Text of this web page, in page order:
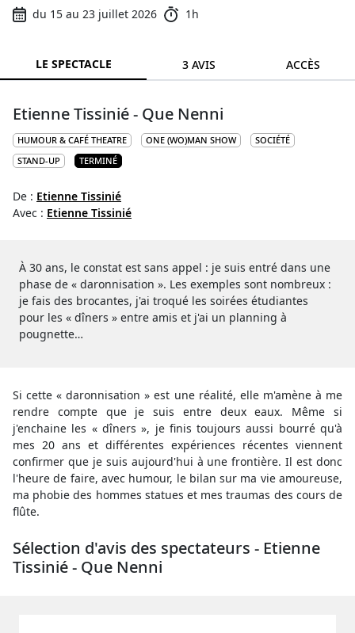
du 15 au 23 juillet 2026
1h
LE SPECTACLE 3 AVIS ACCÈS
Etienne Tissinié - Que Nenni
HUMOUR & CAFÉ THEATRE ONE (WO)MAN SHOW
SOCIÉTÉ
STAND-UP
TERMINÉ
De : Etienne Tissinié
Avec : Etienne Tissinié
À 30 ans, le constat est sans appel : je suis entré dans une
phase de « daronnisation ». Les exemples sont nombreux :
je fais des brocantes, j'ai troqué les soirées étudiantes
pour les « dîners » entre amis et j'ai un planning à
pougnette…
Si cette « daronnisation » est une réalité, elle m'amène à me
rendre compte que je suis entre deux eaux. Même si
j'enchaine les « dîners », je finis toujours aussi bourré qu'à
mes 20 ans et différentes expériences récentes viennent
confirmer que je suis aujourd'hui à une frontière. Il est donc
l'heure de faire, avec humour, le bilan sur ma vie amoureuse,
ma phobie des hommes statues et mes traumas des cours de
flûte.
Sélection d'avis des spectateurs - Etienne
Tissinié - Que Nenni